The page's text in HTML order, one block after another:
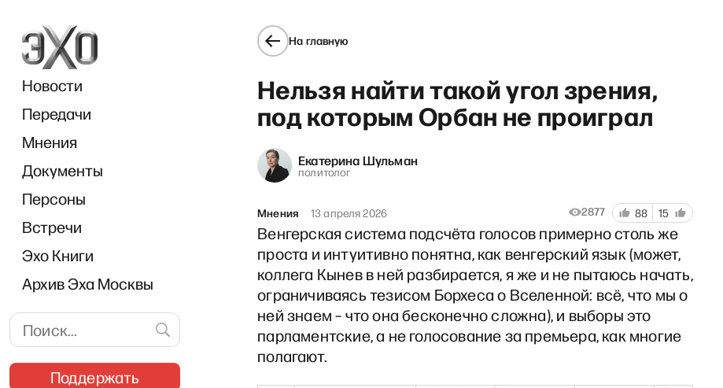
Новости
Передачи
Мнения
Документы
Персоны
Встречи
Эхо Книги
Архив Эха Москвы
Поддержать
На главную
Нельзя найти такой угол зрения,
под которым Орбан не проиграл
Екатерина Шульман
политолог
Мнения 13 апреля 2026 2877 88 15
Венгерская система подсчёта голосов примерно столь же
проста и интуитивно понятна, как венгерский язык (может,
коллега Кынев в ней разбирается, я же и не пытаюсь начать,
ограничиваясь тезисом Борхеса о Вселенной: всё, что мы о
ней знаем – что она бесконечно сложна), и выборы это
парламентские, а не голосование за премьера, как многие
полагают.
«Что мы знаем» с Максимом